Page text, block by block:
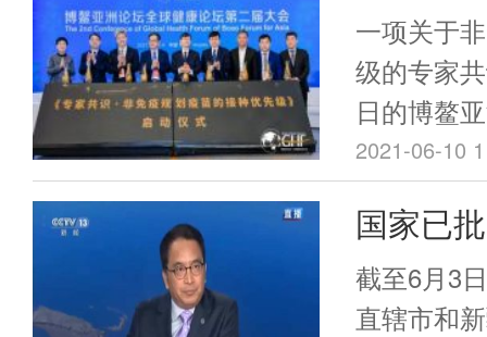
疾控专
级
一项关于
级的专家
日的博鳌
上，中国
和医学院
行院长杨
非免疫规
起草消息。
2021-06-10
国家已
用年龄
截至6月3
直辖市和